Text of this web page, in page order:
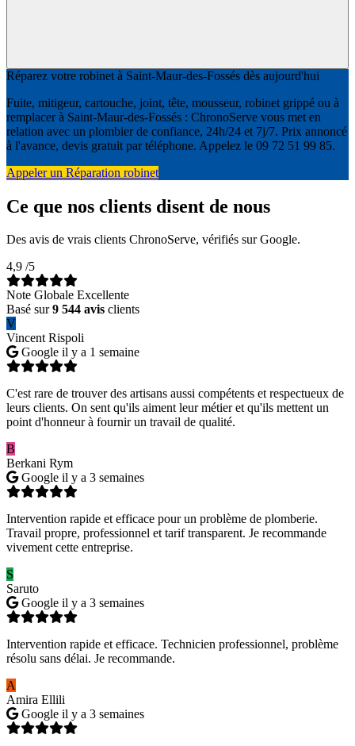
Réparez votre robinet à Saint-Maur-des-Fossés dès aujourd'hui
Fuite, mitigeur, cartouche, joint, tête, mousseur, robinet grippé ou à
remplacer à Saint-Maur-des-Fossés : ChronoServe vous met en
relation avec un plombier de confiance, 24h/24 et 7j/7. Prix annoncé
à l'avance, devis gratuit par téléphone. Appelez le 09 72 51 99 85.
Appeler un Réparation robinet
Ce que nos clients disent de nous
Des avis de vrais clients ChronoServe, vérifiés sur Google.
4,9 /5
Note Globale Excellente
Basé sur9 544 avis clients
V
Vincent Rispoli
Google il y a 1 semaine
C'est rare de trouver des artisans aussi compétents et respectueux de
leurs clients. On sent qu'ils aiment leur métier et qu'ils mettent un
point d'honneur à fournir un travail de qualité.
B
Berkani Rym
Google il y a 3 semaines
Intervention rapide et efficace pour un problème de plomberie.
Travail propre, professionnel et tarif transparent. Je recommande
vivement cette entreprise.
S
Saruto
Google il y a 3 semaines
Intervention rapide et efficace. Technicien professionnel, problème
résolu sans délai. Je recommande.
A
Amira Ellili
Google il y a 3 semaines